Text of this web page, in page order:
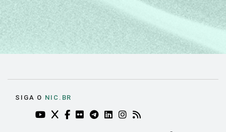
SIGA O NIC.BR
YOUTUBE DO NIC.BR (ABRE EM NOVA ABA)
TWITTER DO NIC.BR (ABRE EM NOVA ABA)
FACEBOOK DO NIC.BR (ABRE EM NOVA
FLICKR DO NIC.BR (ABRE EM NOVA
TELEGRAM DO NIC.BR (ABRE EM
LINKEDIN DO NIC.BR (ABRE
INSTAGRAM DO NIC.BR
RSS DO NIC.BR (ABRE